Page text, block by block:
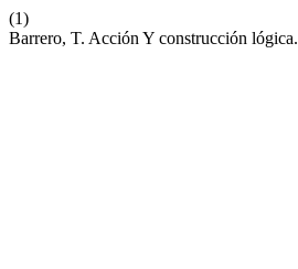
(1)
Barrero, T. Acción Y construcción lógica.